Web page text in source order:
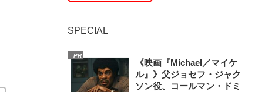
SPECIAL
PR
《映画『Michael／マイケ
ル』》父ジョセフ・ジャク
ソン役、コールマン・ドミ